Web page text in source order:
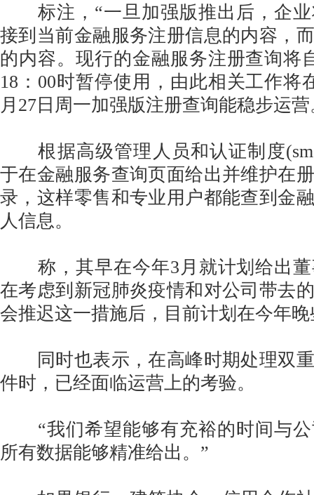
标注，“一旦加强版推出后，企业
接到当前金融服务注册信息的内容，
的内容。现行的金融服务注册查询将
18：00时暂停使用，由此相关工作将
月27日周一加强版注册查询能稳步运营
根据高级管理人员和认证制度
于在金融服务查询页面给出并维护在
录，这样零售和专业用户都能查到金
人信息。
称，其早在今年3月就计划给出董
在考虑到新冠肺炎疫情和对公司带去
会推迟这一措施后，目前计划在今年
同时也表示，在高峰时期处理双重
件时，已经面临运营上的考验。
“我们希望能够有充裕的时间与公
所有数据能够精准给出。”